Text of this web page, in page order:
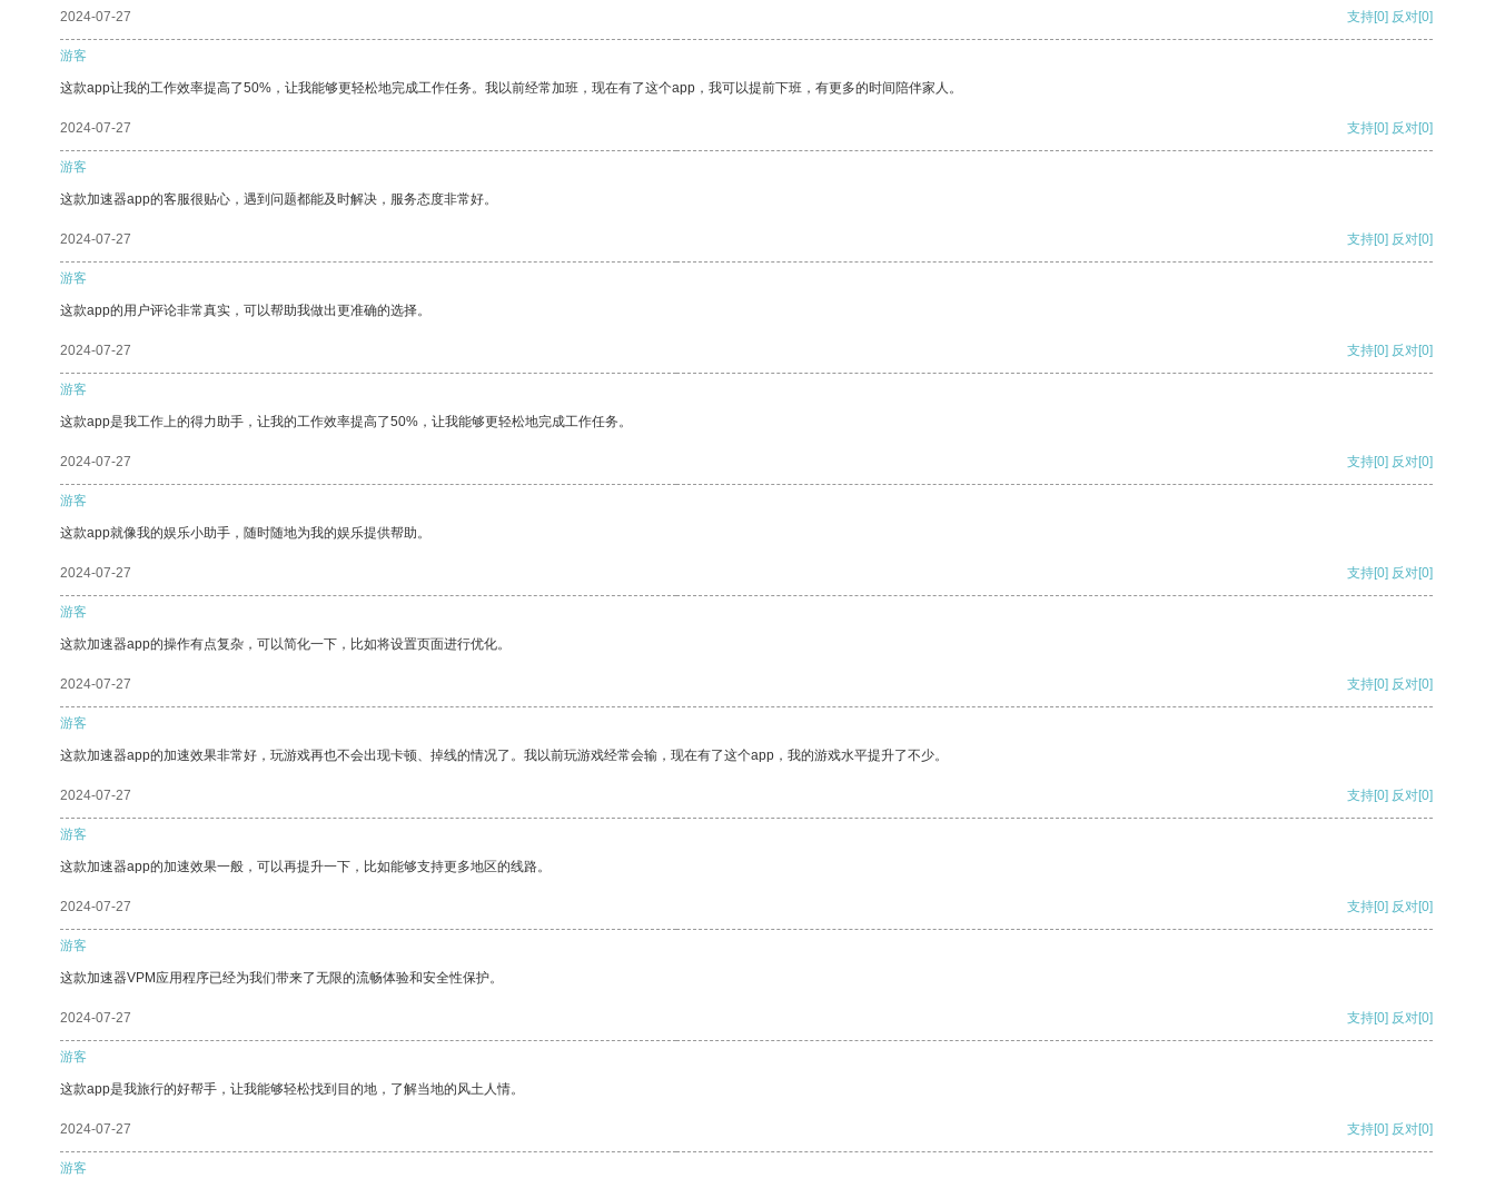
2024-07-27 支持[0] 反对[0]
游客
这款app让我的工作效率提高了50%，让我能够更轻松地完成工作任务。我以前经常加班，现在有了这个app，我可以提前下班，有更多的时间陪伴家人。
2024-07-27 支持[0] 反对[0]
游客
这款加速器app的客服很贴心，遇到问题都能及时解决，服务态度非常好。
2024-07-27 支持[0] 反对[0]
游客
这款app的用户评论非常真实，可以帮助我做出更准确的选择。
2024-07-27 支持[0] 反对[0]
游客
这款app是我工作上的得力助手，让我的工作效率提高了50%，让我能够更轻松地完成工作任务。
2024-07-27 支持[0] 反对[0]
游客
这款app就像我的娱乐小助手，随时随地为我的娱乐提供帮助。
2024-07-27 支持[0] 反对[0]
游客
这款加速器app的操作有点复杂，可以简化一下，比如将设置页面进行优化。
2024-07-27 支持[0] 反对[0]
游客
这款加速器app的加速效果非常好，玩游戏再也不会出现卡顿、掉线的情况了。我以前玩游戏经常会输，现在有了这个app，我的游戏水平提升了不少。
2024-07-27 支持[0] 反对[0]
游客
这款加速器app的加速效果一般，可以再提升一下，比如能够支持更多地区的线路。
2024-07-27 支持[0] 反对[0]
游客
这款加速器VPM应用程序已经为我们带来了无限的流畅体验和安全性保护。
2024-07-27 支持[0] 反对[0]
游客
这款app是我旅行的好帮手，让我能够轻松找到目的地，了解当地的风土人情。
2024-07-27 支持[0] 反对[0]
游客